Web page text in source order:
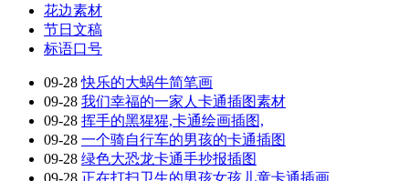
花边素材
节日文稿
标语口号
09-28快乐的大蜗牛简笔画
09-28 我们幸福的一家人卡通插图素材
09-28 挥手的黑猩猩,卡通绘画插图,
09-28 一个骑自行车的男孩的卡通插图
09-28 绿色大恐龙卡通手抄报插图
09-28 正在打扫卫生的男孩女孩儿童卡通插画